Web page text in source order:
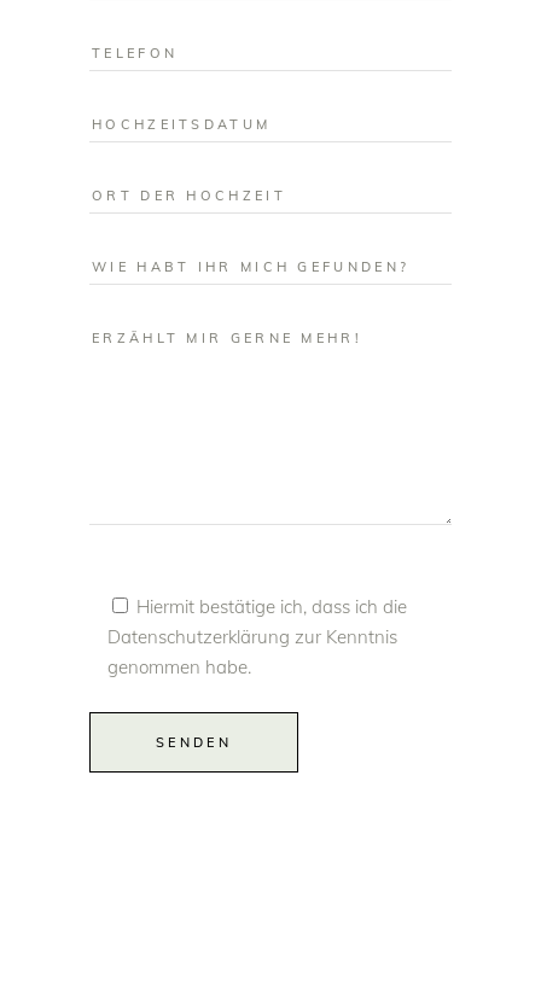
Hiermit bestätige ich, dass ich die
Datenschutzerklärung zur Kenntnis
genommen habe.
SENDEN